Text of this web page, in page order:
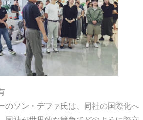
のソン・デファ氏は、同社の国際化へ